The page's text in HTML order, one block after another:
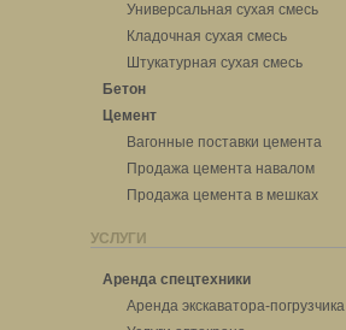
Универсальная сухая смесь
Кладочная сухая смесь
Штукатурная сухая смесь
Бетон
Цемент
Вагонные поставки цемента
Продажа цемента навалом
Продажа цемента в мешках
УСЛУГИ
Аренда спецтехники
Аренда экскаватора-погрузчика